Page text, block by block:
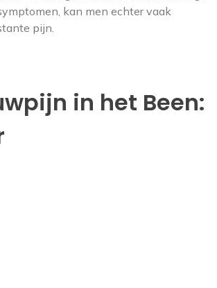
kan men echter vaak
pijn.
in het Been: